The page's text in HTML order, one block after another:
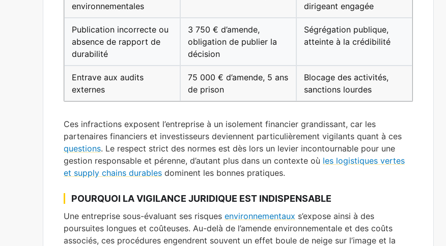
environnementales
dirigeant engagée
Publication incorrecte ou
absence de rapport de
durabilité
3 750 € d’amende,
obligation de publier la
décision
Ségrégation publique,
atteinte à la crédibilité
Entrave aux audits
externes
75 000 € d’amende, 5 ans
de prison
Blocage des activités,
sanctions lourdes
Ces infractions exposent l’entreprise à un isolement financier grandissant, car les
partenaires financiers et investisseurs deviennent particulièrement vigilants quant à ces
questions. Le respect strict des normes est dès lors un levier incontournable pour une
gestion responsable et pérenne, d’autant plus dans un contexte où les logistiques vertes
et supply chains durables dominent les bonnes pratiques.
POURQUOI LA VIGILANCE JURIDIQUE EST INDISPENSABLE
Une entreprise sous-évaluant ses risques environnementaux s’expose ainsi à des
poursuites longues et coûteuses. Au-delà de l’amende environnementale et des coûts
associés, ces procédures engendrent souvent un effet boule de neige sur l’image et la